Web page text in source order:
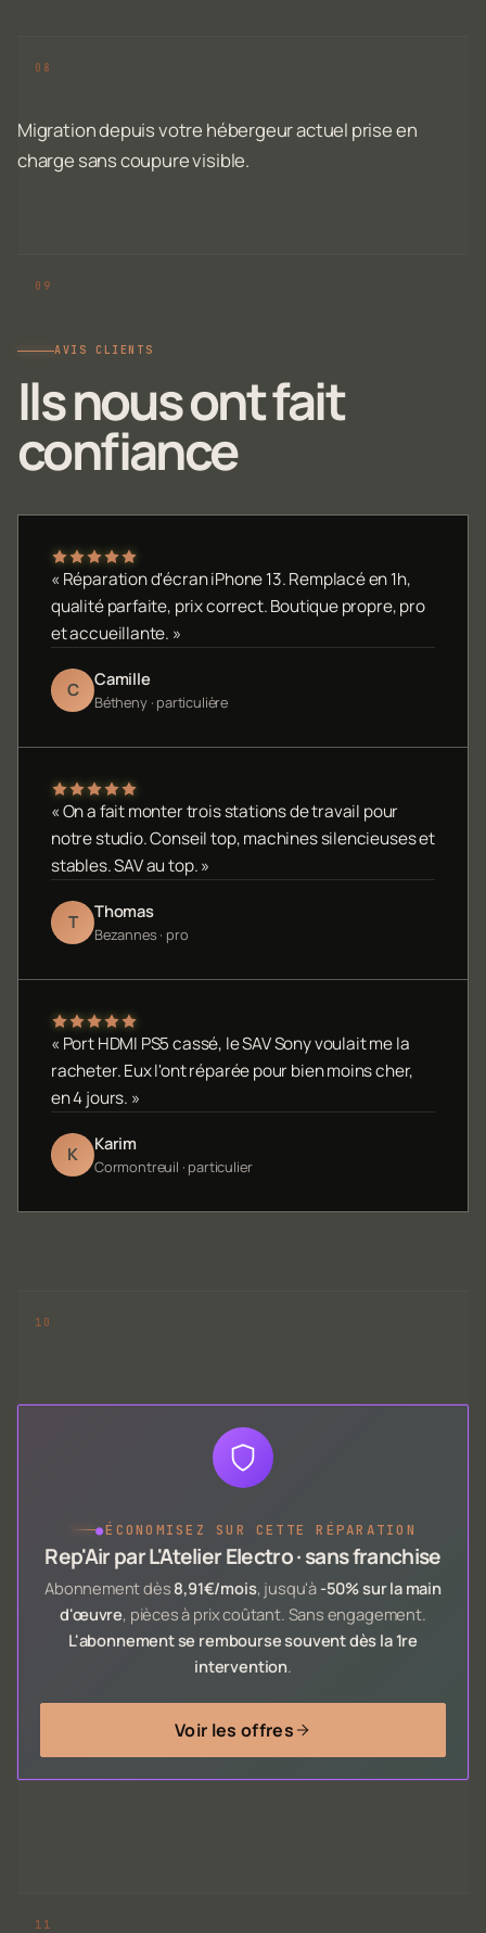
Migration depuis votre hébergeur actuel prise en
charge sans coupure visible.
AVIS CLIENTS
Ils nous ont fait
confiance
« Réparation d'écran iPhone 13. Remplacé en 1h,
qualité parfaite, prix correct. Boutique propre, pro
et accueillante. »
C Camille
Bétheny · particulière
« On a fait monter trois stations de travail pour
notre studio. Conseil top, machines silencieuses et
stables. SAV au top. »
T Thomas
Bezannes · pro
« Port HDMI PS5 cassé, le SAV Sony voulait me la
racheter. Eux l'ont réparée pour bien moins cher,
en 4 jours. »
K Karim
Cormontreuil · particulier
●ÉCONOMISEZ SUR CETTE RÉPARATION
Rep'Air par L'Atelier Electro · sans franchise
Abonnement dès 8,91€/mois, jusqu'à -50% sur la main
d'œuvre, pièces à prix coûtant. Sans engagement.
L'abonnement se rembourse souvent dès la 1re
intervention
Voir les offres